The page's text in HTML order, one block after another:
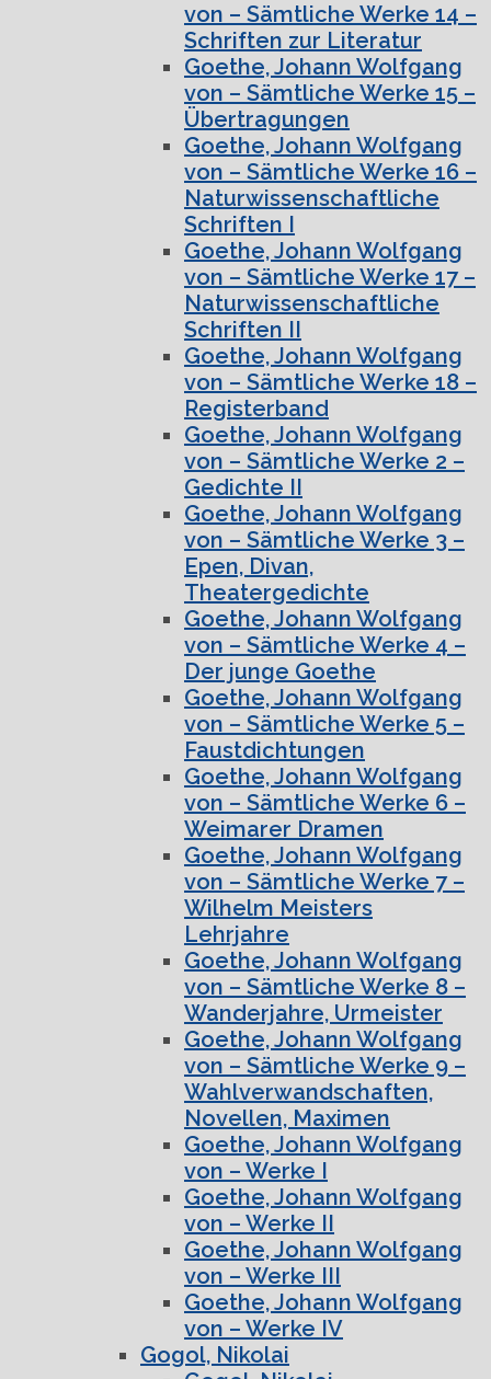
von – Sämtliche Werke 14 –
Schriften zur Literatur
Goethe, Johann Wolfgang
von – Sämtliche Werke 15 –
Übertragungen
Goethe, Johann Wolfgang
von – Sämtliche Werke 16 –
Naturwissenschaftliche
Schriften I
Goethe, Johann Wolfgang
von – Sämtliche Werke 17 –
Naturwissenschaftliche
Schriften II
Goethe, Johann Wolfgang
von – Sämtliche Werke 18 –
Registerband
Goethe, Johann Wolfgang
von – Sämtliche Werke 2 –
Gedichte II
Goethe, Johann Wolfgang
von – Sämtliche Werke 3 –
Epen, Divan,
Theatergedichte
Goethe, Johann Wolfgang
von – Sämtliche Werke 4 –
Der junge Goethe
Goethe, Johann Wolfgang
von – Sämtliche Werke 5 –
Faustdichtungen
Goethe, Johann Wolfgang
von – Sämtliche Werke 6 –
Weimarer Dramen
Goethe, Johann Wolfgang
von – Sämtliche Werke 7 –
Wilhelm Meisters
Lehrjahre
Goethe, Johann Wolfgang
von – Sämtliche Werke 8 –
Wanderjahre, Urmeister
Goethe, Johann Wolfgang
von – Sämtliche Werke 9 –
Wahlverwandschaften,
Novellen, Maximen
Goethe, Johann Wolfgang
von – Werke I
Goethe, Johann Wolfgang
von – Werke II
Goethe, Johann Wolfgang
von – Werke III
Goethe, Johann Wolfgang
von – Werke IV
Gogol, Nikolai